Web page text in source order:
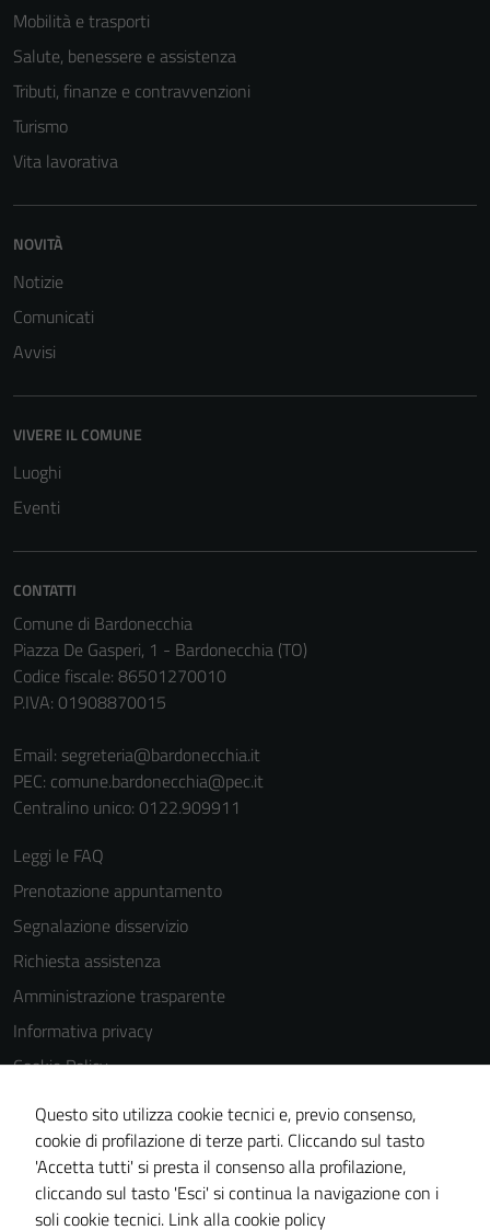
Mobilità e trasporti
Salute, benessere e assistenza
Tributi, finanze e contravvenzioni
Turismo
Vita lavorativa
NOVITÀ
Notizie
Comunicati
Avvisi
VIVERE IL COMUNE
Luoghi
Eventi
CONTATTI
Comune di Bardonecchia
Piazza De Gasperi, 1 - Bardonecchia (TO)
Codice fiscale: 86501270010
P.IVA: 01908870015
Email: segreteria@bardonecchia.it
PEC: comune.bardonecchia@pec.it
Centralino unico: 0122.909911
Leggi le FAQ
Prenotazione appuntamento
Segnalazione disservizio
Richiesta assistenza
Amministrazione trasparente
Informativa privacy
Cookie Policy
Note legali
Dichiarazione di accessibilità
Segnalazioni di inaccessibilità
Piano di miglioramento del sito
Questo sito utilizza cookie tecnici e, previo consenso,
cookie di profilazione di terze parti. Cliccando sul tasto
'Accetta tutti' si presta il consenso alla profilazione,
cliccando sul tasto 'Esci' si continua la navigazione con i
soli cookie tecnici. Link alla cookie policy
(si veda la
anche per la
peggiore la
funzionalità